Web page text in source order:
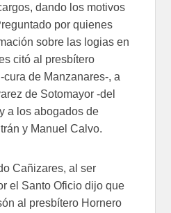
dando los motivos
por quienes
sobre las logias en
citó al presbítero
de Manzanares-, a
de Sotomayor -del
a los abogados de
y Manuel Calvo.
Cañizares, al ser
el Santo Oficio dijo que
al presbítero Hornero